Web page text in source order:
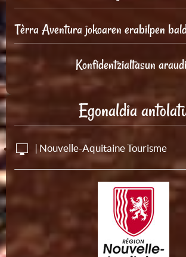
Tèrra Aventura jokoaren erabilpen
Konfidentzialtasun
Egonaldia
| Nouvelle-Aquitaine Tourisme